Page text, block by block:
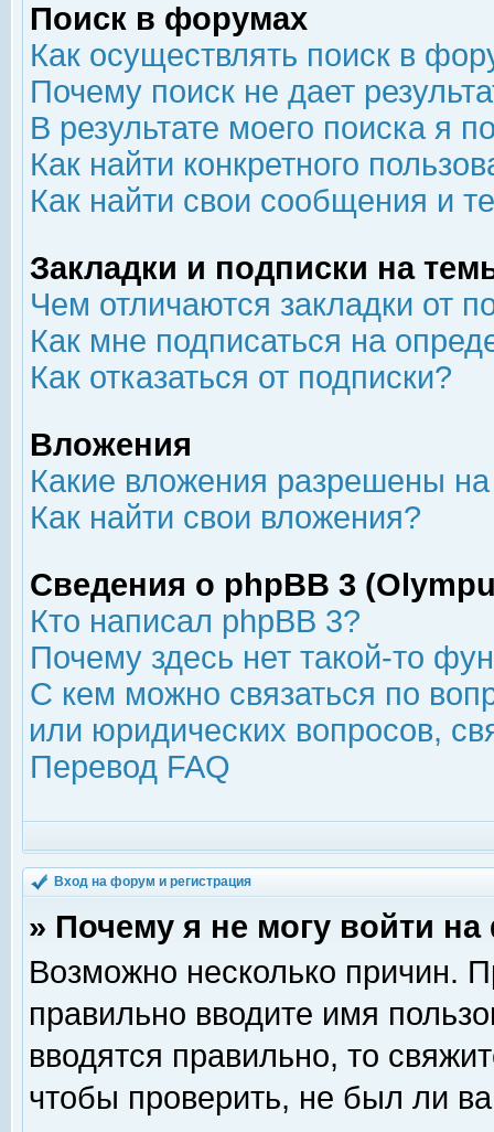
Поиск в форумах
Как осуществлять поиск в
Почему поиск не дает
В результате моего поиска я
Как найти конкретного
Как найти свои сообщения и
Закладки и подписки на
Чем отличаются закладки от
Как мне подписаться на
Как отказаться от подписки?
Вложения
Какие вложения разрешены
Как найти свои вложения?
Сведения о phpBB 3
Кто написал phpBB 3?
Почему здесь нет такой-то
С кем можно связаться по
или юридических вопросов,
Перевод FAQ
Вход на форум и регистрация
» Почему я не могу войти
Возможно несколько причин.
правильно вводите имя
вводятся правильно, то
чтобы проверить, не был ли